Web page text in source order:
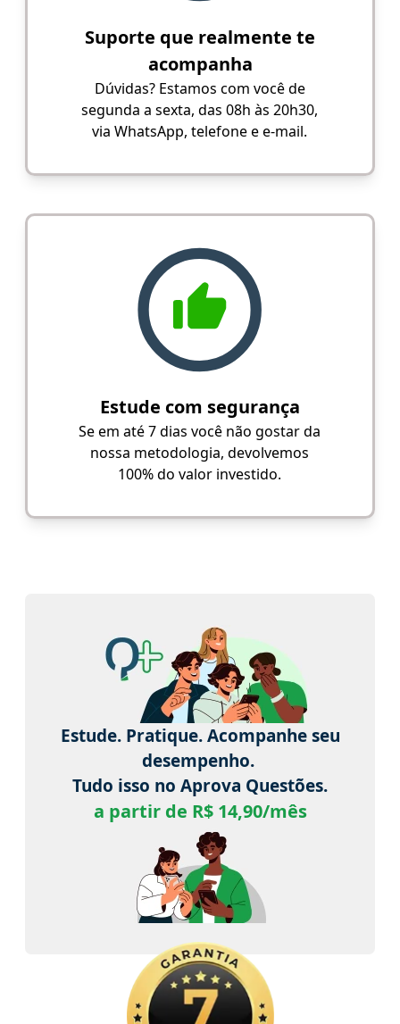
Suporte que realmente te
acompanha
Dúvidas? Estamos com você de
segunda a sexta, das 08h às 20h30,
via WhatsApp, telefone e e-mail.
Estude com segurança
Se em até 7 dias você não gostar da
nossa metodologia, devolvemos
100% do valor investido.
Estude. Pratique. Acompanhe seu
desempenho.
Tudo isso no Aprova Questões.
a partir de R$ 14,90/mês